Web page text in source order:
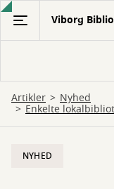
Gå
hovedindhold
Viborg
Artikler Nyhed
Enkelte
NYHED